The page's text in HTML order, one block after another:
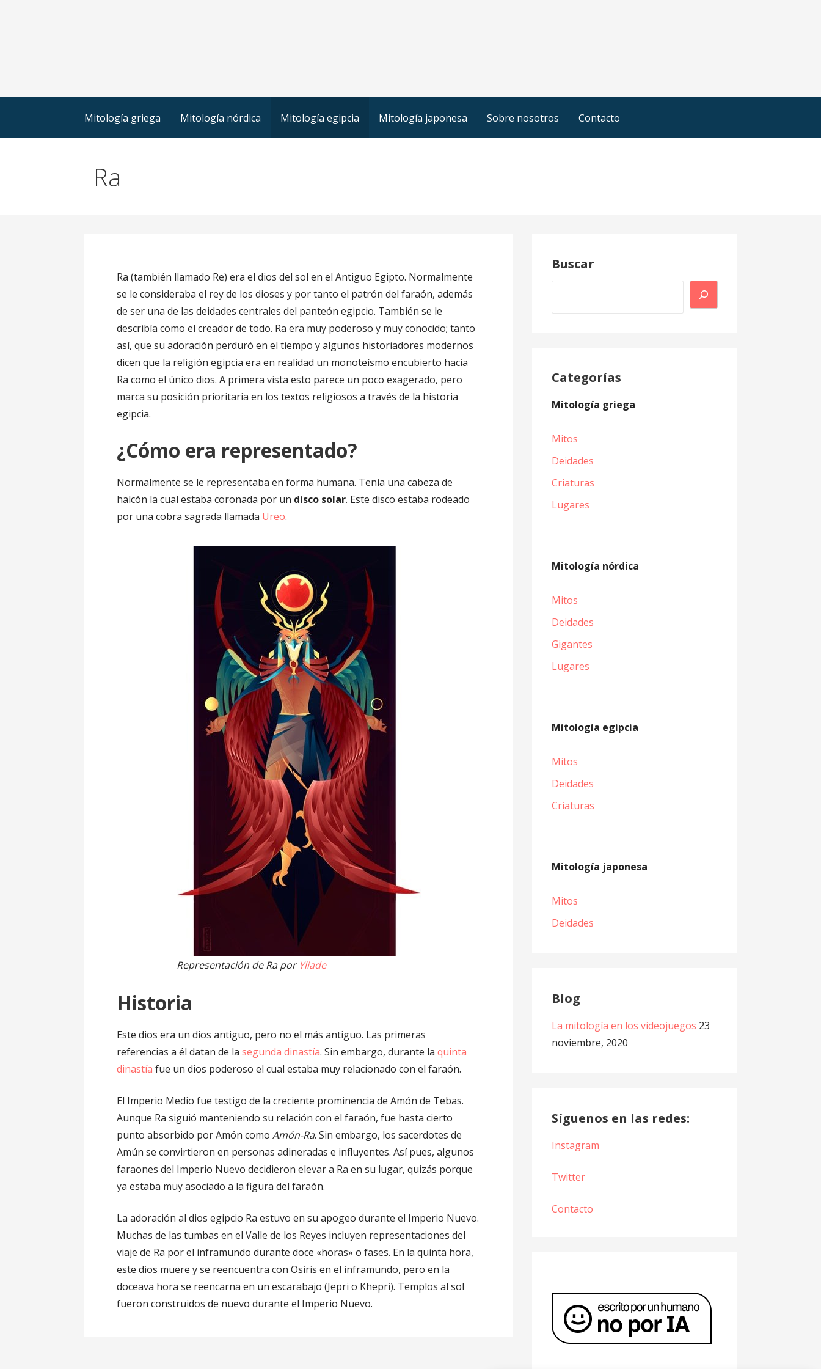
Mitología griega Mitología nórdica Mitología egipcia Mitología japonesa Sobre nosotros Contacto
Ra
Ra (también llamado Re) era el dios del sol en el Antiguo Egipto. Normalmente
se le consideraba el rey de los dioses y por tanto el patrón del faraón, además
de ser una de las deidades centrales del panteón egipcio. También se le
describía como el creador de todo. Ra era muy poderoso y muy conocido; tanto
así, que su adoración perduró en el tiempo y algunos historiadores modernos
dicen que la religión egipcia era en realidad un monoteísmo encubierto hacia
Ra como el único dios. A primera vista esto parece un poco exagerado, pero
marca su posición prioritaria en los textos religiosos a través de la historia
egipcia.
¿Cómo era representado?
Normalmente se le representaba en forma humana. Tenía una cabeza de
halcón la cual estaba coronada por un disco solar. Este disco estaba rodeado
por una cobra sagrada llamada Ureo.
Representación de Ra por Yliade
Historia
Este dios era un dios antiguo, pero no el más antiguo. Las primeras
referencias a él datan de lasegunda dinastía. Sin embargo, durante laquinta
dinastía fue un dios poderoso el cual estaba muy relacionado con el faraón.
El Imperio Medio fue testigo de la creciente prominencia de Amón de Tebas.
Aunque Ra siguió manteniendo su relación con el faraón, fue hasta cierto
punto absorbido por Amón comoAmón-Ra. Sin embargo, los sacerdotes de
Amún se convirtieron en personas adineradas e influyentes. Así pues, algunos
faraones del Imperio Nuevo decidieron elevar a Ra en su lugar, quizás porque
ya estaba muy asociado a la figura del faraón.
La adoración al dios egipcio Ra estuvo en su apogeo durante el Imperio Nuevo.
Muchas de las tumbas en el Valle de los Reyes incluyen representaciones del
viaje de Ra por el inframundo durante doce «horas» o fases. En la quinta hora,
este dios muere y se reencuentra con Osiris en el inframundo, pero en la
doceava hora se reencarna en un escarabajo (Jepri o Khepri). Templos al sol
fueron construidos de nuevo durante el Imperio Nuevo.
Buscar
Categorías
Mitología griega
Mitos
Deidades
Criaturas
Lugares
Mitología nórdica
Mitos
Deidades
Gigantes
Lugares
Mitología egipcia
Mitos
Deidades
Criaturas
Mitología japonesa
Mitos
Deidades
Blog
La mitología en los videojuegos 23
noviembre, 2020
Síguenos en las redes:
Instagram
Twitter
Contacto